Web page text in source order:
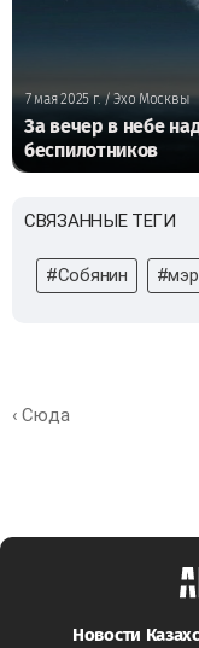
7 мая 2025 г./ Эхо Москвы
За вечер в небе
беспилотников
СВЯЗАННЫЕ ТЕГИ
#Собянин
‹ Сюда
Новости